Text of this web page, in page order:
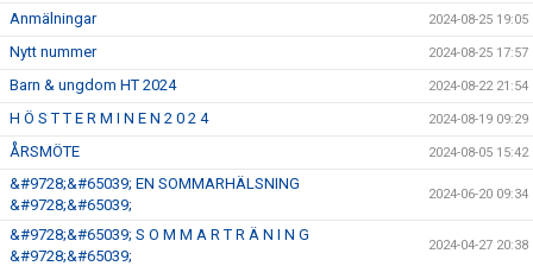
Anmälningar 2024-08-25 19:05
Nytt nummer 2024-08-25 17:57
Barn & ungdom HT 2024 2024-08-22 21:54
H Ö S T T E R M I N E N 2 0 2 4 2024-08-19 09:29
ÅRSMÖTE 2024-08-05 15:42
&#9728;&#65039; EN SOMMARHÄLSNING
&#9728;&#65039;
2024-06-20 09:34
&#9728;&#65039; S O M M A R T R Ä N I N G
&#9728;&#65039;
2024-04-27 20:38